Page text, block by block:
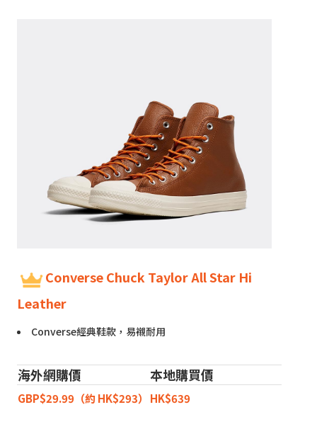
Converse Chuck Taylor All Star Hi
Leather
Converse經典鞋款，易襯耐用
海外網購價 本地購買價
GBP$29.99（約 HK$293） HK$639